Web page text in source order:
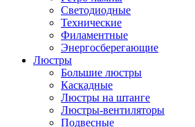
Светодиодные
Технические
Филаментные
Энергосберегающие
Люстры
Большие люстры
Каскадные
Люстры на штанге
Люстры-вентиляторы
Подвесные